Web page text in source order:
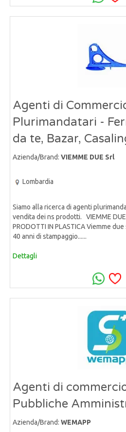
Agenti di
Plurimandatari -
da te, Bazar,
Azienda/Brand: VIEMME DUE Srl
Lombardia
Siamo alla ricerca di agenti
vendita dei ns prodotti. VIEMME DUE
PRODOTTI IN PLASTICA Viemme
40 anni di stampaggio......
Dettagli
Agenti di
Pubbliche
Azienda/Brand: WEMAPP